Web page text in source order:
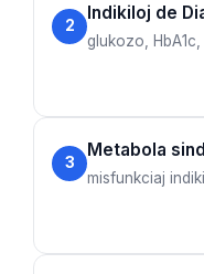
2
Indikiloj de
glukozo,
3
Metabola
misfunkciaj